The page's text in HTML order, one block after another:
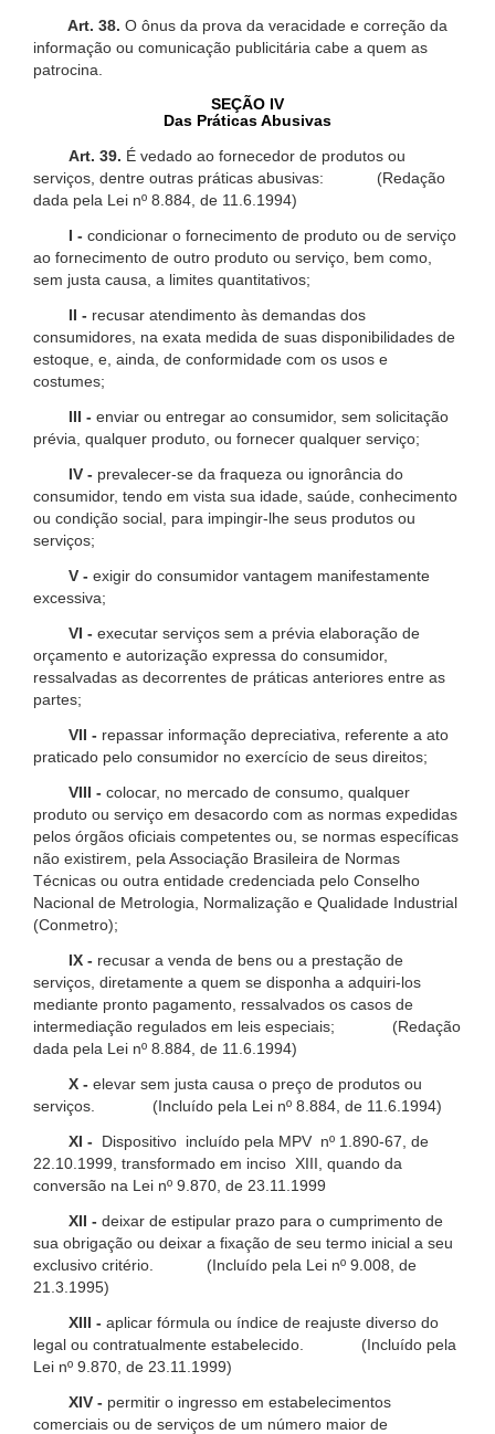
Art. 38. O ônus da prova da veracidade e correção da
informação ou comunicação publicitária cabe a quem as
patrocina.
SEÇÃO IV
Das Práticas Abusivas
Art. 39. É vedado ao fornecedor de produtos ou
serviços, dentre outras práticas abusivas: (Redação
dada pela Lei nº 8.884, de 11.6.1994)
I - condicionar o fornecimento de produto ou de serviço
ao fornecimento de outro produto ou serviço, bem como,
sem justa causa, a limites quantitativos;
II - recusar atendimento às demandas dos
consumidores, na exata medida de suas disponibilidades de
estoque, e, ainda, de conformidade com os usos e
costumes;
III - enviar ou entregar ao consumidor, sem solicitação
prévia, qualquer produto, ou fornecer qualquer serviço;
IV - prevalecer-se da fraqueza ou ignorância do
consumidor, tendo em vista sua idade, saúde, conhecimento
ou condição social, para impingir-lhe seus produtos ou
serviços;
V - exigir do consumidor vantagem manifestamente
excessiva;
VI - executar serviços sem a prévia elaboração de
orçamento e autorização expressa do consumidor,
ressalvadas as decorrentes de práticas anteriores entre as
partes;
VII - repassar informação depreciativa, referente a ato
praticado pelo consumidor no exercício de seus direitos;
VIII - colocar, no mercado de consumo, qualquer
produto ou serviço em desacordo com as normas expedidas
pelos órgãos oficiais competentes ou, se normas específicas
não existirem, pela Associação Brasileira de Normas
Técnicas ou outra entidade credenciada pelo Conselho
Nacional de Metrologia, Normalização e Qualidade Industrial
(Conmetro);
IX - recusar a venda de bens ou a prestação de
serviços, diretamente a quem se disponha a adquiri-los
mediante pronto pagamento, ressalvados os casos de
intermediação regulados em leis especiais; (Redação
dada pela Lei nº 8.884, de 11.6.1994)
X - elevar sem justa causa o preço de produtos ou
serviços. (Incluído pela Lei nº 8.884, de 11.6.1994)
XI -
Dispositivo incluído pela MPV nº 1.890-67, de
22.10.1999, transformado em inciso XIII, quando da
conversão na Lei nº 9.870, de 23.11.1999
XII - deixar de estipular prazo para o cumprimento de
sua obrigação ou deixar a fixação de seu termo inicial a seu
exclusivo critério. (Incluído pela Lei nº 9.008, de
21.3.1995)
XIII - aplicar fórmula ou índice de reajuste diverso do
legal ou contratualmente estabelecido. (Incluído pela
Lei nº 9.870, de 23.11.1999)
XIV - permitir o ingresso em estabelecimentos
comerciais ou de serviços de um número maior de